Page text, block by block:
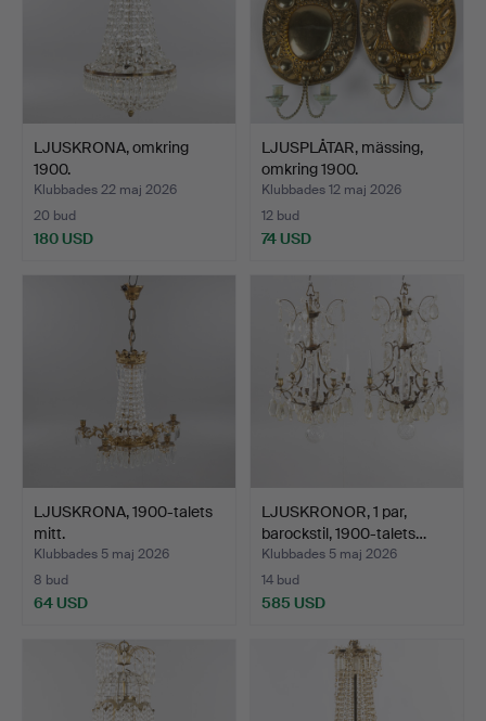
LJUSKRONA, omkring
1900.
Klubbades 22 maj 2026
20 bud
180 USD
LJUSPLÅTAR, mässing,
omkring 1900.
Klubbades 12 maj 2026
12 bud
74 USD
LJUSKRONA, 1900-talets
mitt.
Klubbades 5 maj 2026
8 bud
64 USD
LJUSKRONOR, 1 par,
barockstil, 1900-talets…
Klubbades 5 maj 2026
14 bud
585 USD